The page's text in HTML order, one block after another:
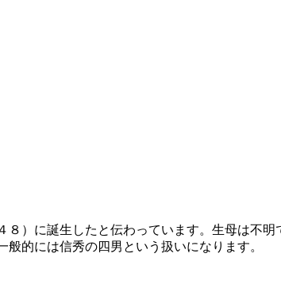
）に誕生したと伝わっています。生母は不
的には信秀の四男という扱いになります。